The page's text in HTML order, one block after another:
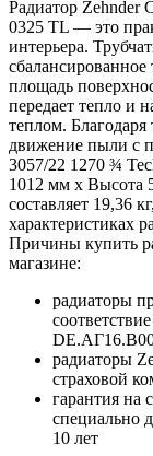
Радиатор Zehnder
0325 TL — это
интерьера.
площадь
передает тепло и
теплом. Благодаря
движение пыли с
3057/22 1270 ¾
1012 мм х Высота
составляет 19,36
характеристиках
Причины купить
магазине:
радиаторы
радиаторы
страховой
гарантия на
специально
10 лет